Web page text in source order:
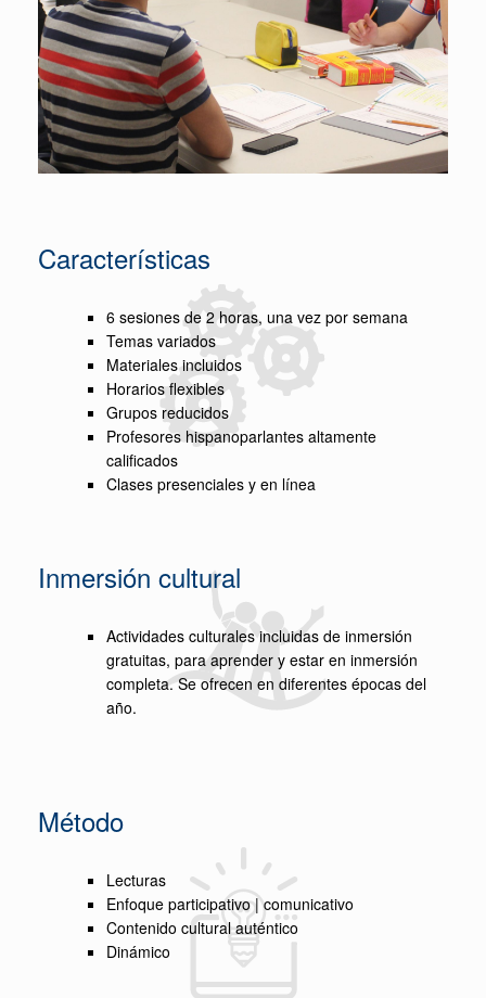
Características
6 sesiones de 2 horas, una vez por semana
Temas variados
Materiales incluidos
Horarios flexibles
Grupos reducidos
Profesores hispanoparlantes altamente
calificados
Clases presenciales y en línea
Inmersión cultural
Actividades culturales incluidas de inmersión
gratuitas, para aprender y estar en inmersión
completa. Se ofrecen en diferentes épocas del
año.
Método
Lecturas
Enfoque participativo | comunicativo
Contenido cultural auténtico
Dinámico